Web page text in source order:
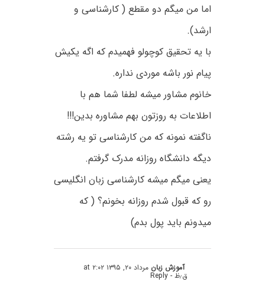
اما من میگم دو مقطع ( کارشناسی و
ارشد).
با یه تحقیق کوچولو فهمیدم که اگه یکیش
پیام نور باشه موردی نداره.
خانوم مشاور میشه لطفا شما هم با
اطلاعات به روزتون بهم مشاوره بدین!!!
ناگفته نمونه که من کارشناسی تو یه رشته
دیگه دانشگاه روزانه مدرک گرفتم.
یعنی میگم میشه کارشناسی زبان انگلیسی
رو که قبول شدم روزانه بخونم؟ ( که
میدونم باید پول بدم)
آموزش زبان مرداد ۲۰, ۱۳۹۵ at ۲:۰۲
ق٫ظ - Reply